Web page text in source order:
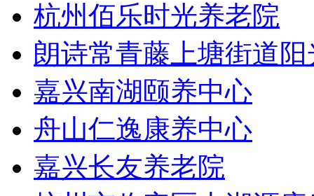
杭州佰乐时光养老院
朗诗常青藤上塘街道
嘉兴南湖颐养中心
舟山仁逸康养中心
嘉兴长友养老院